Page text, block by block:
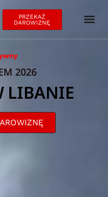
PRZEKAŻ
DAROWIZNĘ
2026
LIBANIE